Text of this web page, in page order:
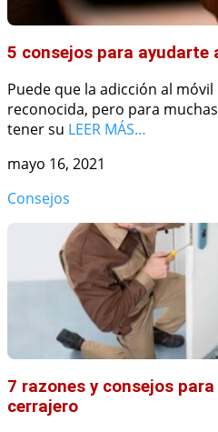
5 consejos para ayudarte
Puede que la adicción al
reconocida, pero para
tener su LEER MÁS…
mayo 16, 2021
Consejos
7 razones y consejos
cerrajero